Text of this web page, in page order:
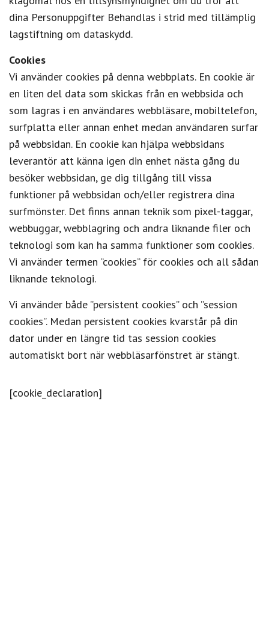
dina Personuppgifter Behandlas i strid med tillämplig
lagstiftning om dataskydd.
Cookies
Vi använder cookies på denna webbplats. En cookie är
en liten del data som skickas från en webbsida och
som lagras i en användares webbläsare, mobiltelefon,
surfplatta eller annan enhet medan användaren surfar
på webbsidan. En cookie kan hjälpa webbsidans
leverantör att känna igen din enhet nästa gång du
besöker webbsidan, ge dig tillgång till vissa
funktioner på webbsidan och/eller registrera dina
surfmönster. Det finns annan teknik som pixel-taggar,
webbuggar, webblagring och andra liknande filer och
teknologi som kan ha samma funktioner som cookies.
Vi använder termen ”cookies” för cookies och all sådan
liknande teknologi.
Vi använder både ”persistent cookies” och ”session
cookies”. Medan persistent cookies kvarstår på din
dator under en längre tid tas session cookies
automatiskt bort när webbläsarfönstret är stängt.
[cookie_declaration]